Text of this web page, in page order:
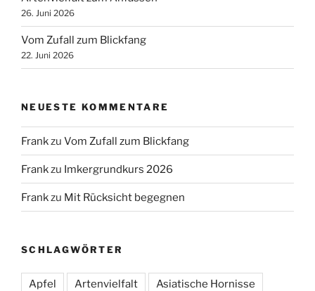
26. Juni 2026
Vom Zufall zum Blickfang
22. Juni 2026
NEUESTE KOMMENTARE
Frankzu Vom Zufall zum Blickfang
Frankzu Imkergrundkurs 2026
Frankzu Mit Rücksicht begegnen
SCHLAGWÖRTER
Apfel Artenvielfalt Asiatische Hornisse